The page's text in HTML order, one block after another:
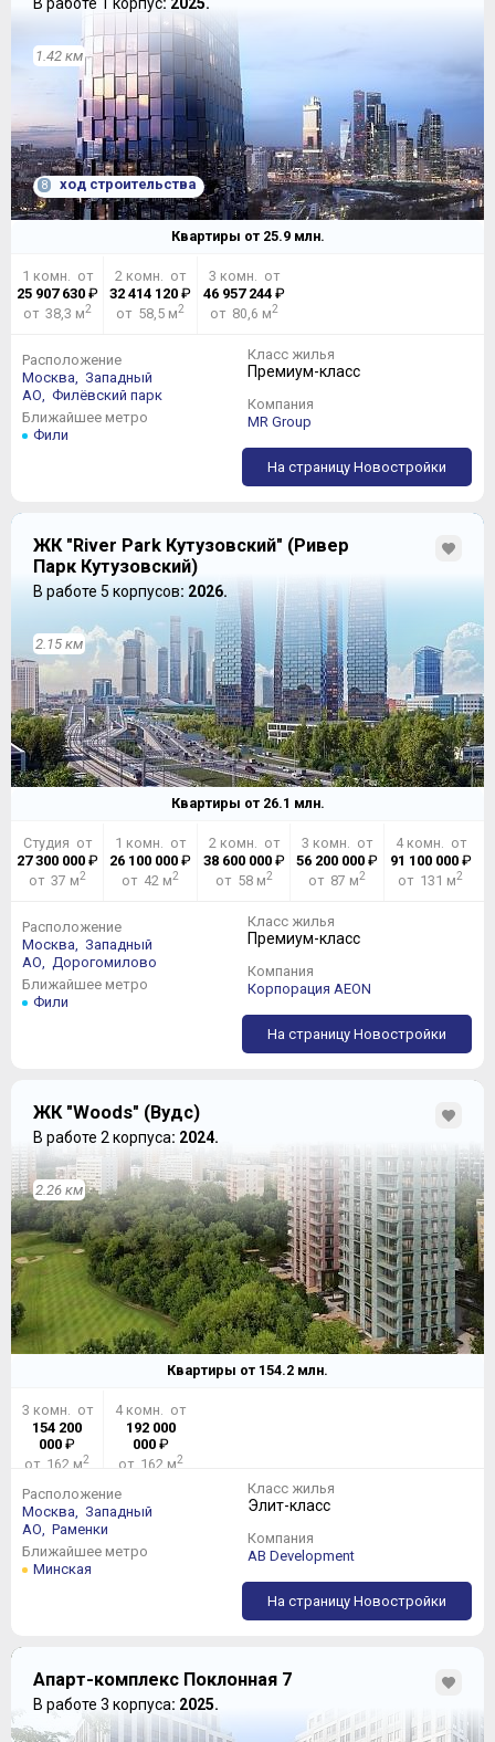
1.42 км
8 ход строительства
Квартиры от 25.9млн.
1 комн. от
25 907 630₽
от 38,3 м2
2 комн. от
32 414 120 ₽
от 58,5 м2
3 комн. от
46 957 244₽
от 80,6 м2
Расположение
Москва, Западный
АО, Филёвский парк
Ближайшее метро
Фили
Класс жилья
Премиум-класс
Компания
MR Group
На страницу Новостройки
ЖК "River Park Кутузовский" (Ривер
Парк Кутузовский)
В работе 5 корпусов: 2026.
2.15 км
Квартиры от 26.1 млн.
Студия от
27 300 000₽
от 37 м2
1 комн. от
26 100 000 ₽
от 42 м2
2 комн. от
38 600 000₽
от 58 м2
3 комн. от
56 200 000 ₽
от 87 м2
4 комн. от
91 100 000₽
от 131 м2
Расположение
Москва, Западный
АО, Дорогомилово
Ближайшее метро
Фили
Класс жилья
Премиум-класс
Компания
Корпорация AEON
На страницу Новостройки
ЖК "Woods" (Вудс)
В работе 2 корпуса: 2024.
2.26 км
Квартиры от 154.2 млн.
3 комн. от
154 200
000 ₽
от 162 м2
4 комн. от
192 000
000₽
от 162 м2
Расположение
Москва, Западный
АО, Раменки
Ближайшее метро
Минская
Класс жилья
Элит-класс
Компания
AB Development
На страницу Новостройки
Апарт-комплекс Поклонная 7
В работе 3 корпуса: 2025.